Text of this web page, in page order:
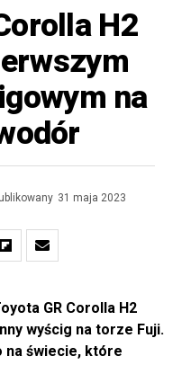
H2
na
31 maja 2023
GR Corolla H2
wyścig na torze Fuji.
na świecie, które